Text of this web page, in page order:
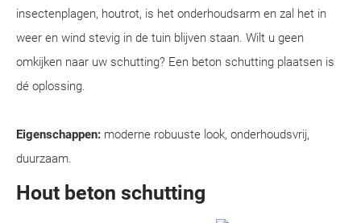
insectenplagen, houtrot, is het onderhoudsarm en zal het in
weer en wind stevig in de tuin blijven staan. Wilt u geen
omkijken naar uw schutting? Een beton schutting plaatsen is
dé oplossing.
Eigenschappen: moderne robuuste look, onderhoudsvrij,
duurzaam.
Hout beton schutting